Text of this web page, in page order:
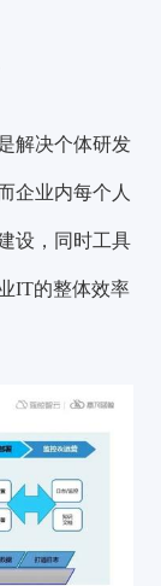
解决个体研发
企业内每个人
设，同时工具
IT的整体效率